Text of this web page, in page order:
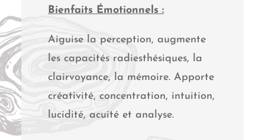
Bienfaits Émotionnels :
Aiguise la perception, augmente
les capacités radiesthésiques, la
clairvoyance, la mémoire. Apporte
créativité, concentration, intuition,
lucidité, acuité et analyse.